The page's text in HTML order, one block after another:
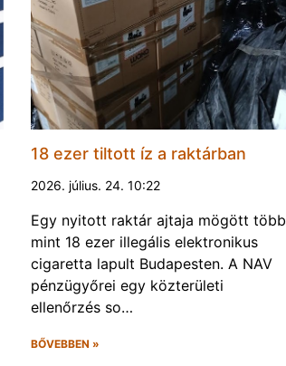
18 ezer tiltott íz a raktárban
2026. július. 24. 10:22
Egy nyitott raktár ajtaja mögött több
mint 18 ezer illegális elektronikus
cigaretta lapult Budapesten. A NAV
pénzügyőrei egy közterületi
ellenőrzés so…
BŐVEBBEN »